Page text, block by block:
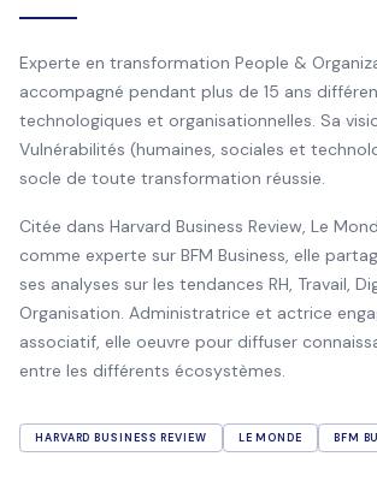
Experte en transformation People &
accompagné pendant plus de 15 ans
technologiques et organisationnelles. Sa
Vulnérabilités (humaines, sociales et
socle de toute transformation réussie.
Citée dans Harvard Business Review, Le
comme experte sur BFM Business, elle
ses analyses sur les tendances RH, Travail,
Organisation. Administratrice et actrice
associatif, elle oeuvre pour diffuser
entre les différents écosystèmes.
HARVARD BUSINESS REVIEW LE MONDE BFM